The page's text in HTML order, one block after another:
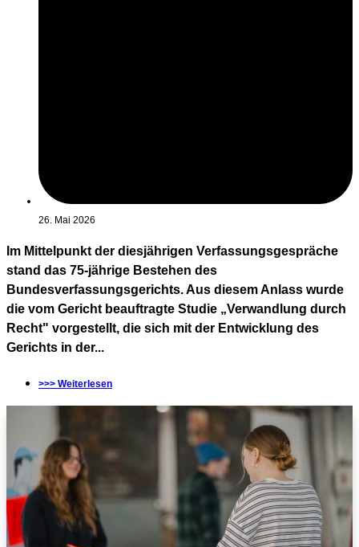
26. Mai 2026
Im Mittelpunkt der diesjährigen Verfassungsgespräche
stand das 75-jährige Bestehen des
Bundesverfassungsgerichts. Aus diesem Anlass wurde
die vom Gericht beauftragte Studie „Verwandlung durch
Recht" vorgestellt, die sich mit der Entwicklung des
Gerichts in der...
>>> Weiterlesen